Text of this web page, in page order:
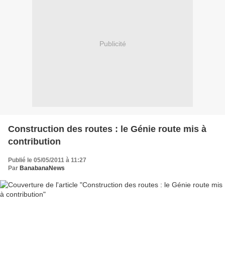
Publicité
Construction des routes : le Génie route mis à
contribution
Publié le 05/05/2011 à 11:27
Par BanabanaNews